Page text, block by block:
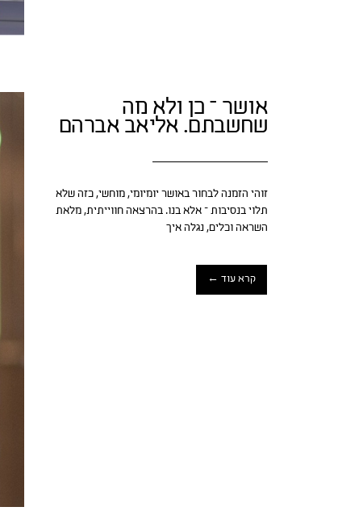
אושר – כן ולא מה
שחשבתם. אליאב אברהם
זוהי הזמנה לבחור באושר יומיומי, מוחשי, כזה שלא
תלוי בנסיבות – אלא בנו. בהרצאה חווייתית, מלאת
השראה וכלים, נגלה איך
קרא עוד ←